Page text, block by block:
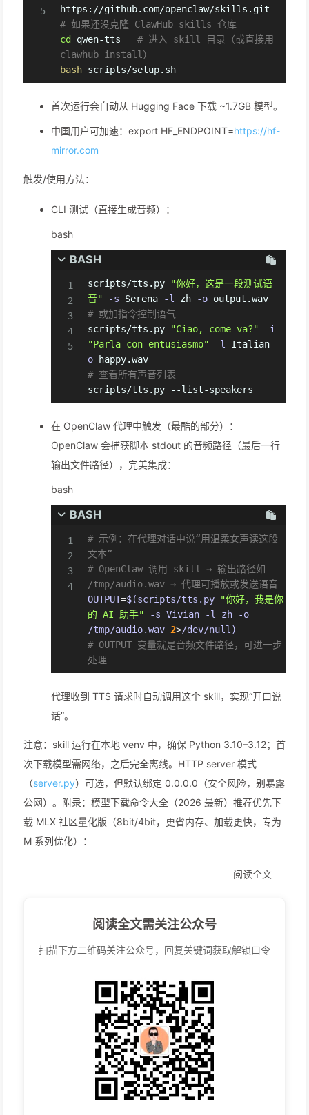
# 如果还没克隆 ClawHub skills 仓库
cd qwen-tts # 进入 skill 目录（或直接用
clawhub install）
bash scripts/setup.sh
首次运行会自动从 Hugging Face 下载 ~1.7GB 模型。
中国用户可加速：export HF_ENDPOINT=https://hf-
mirror.com
触发/使用方法：
CLI 测试（直接生成音频）：
bash
BASH
scripts/tts.py
"你好，这是一段测试语
音"
-s Serena -l zh -o
# 或加指令控制语气
scripts/tts.py
"Ciao, come va?"
-i
"Parla con entusiasmo"
-l Italian
-
o
# 查看所有声音列表
scripts/tts.py --list-speakers
在 OpenClaw 代理中触发（最酷的部分）：
OpenClaw 会捕获脚本 stdout 的音频路径（最后一行
输出文件路径），完美集成：
bash
BASH
# 示例：在代理对话中说“用温柔女声读这段
文本”
# OpenClaw 调用 skill → 输出路径如
/tmp/audio.wav → 代理可播放或发送语音
OUTPUT=$(scripts/tts.py
"你好，我是你
的 AI 助手"
-s Vivian -l zh
-o
/tmp/audio.wav 2>/dev/null )
# OUTPUT 变量就是音频文件路径，可进一步
处理
代理收到 TTS 请求时自动调用这个 skill，实现“开口说
话”。
注意：skill 运行在本地 venv 中，确保 Python 3.10–3.12；首
次下载模型需网络，之后完全离线。HTTP server 模式
（server.py）可选，但默认绑定 0.0.0.0（安全风险，别暴露
公网）。附录：模型下载命令大全（2026 最新）推荐优先下
载 MLX 社区量化版（8bit/4bit，更省内存、加载更快，专为
M 系列优化）：
阅读全文
阅读全文需关注公众号
扫描下方二维码关注公众号，回复关键词获取解锁口令